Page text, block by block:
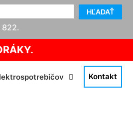
HĽADAŤ
822.
Kontakt